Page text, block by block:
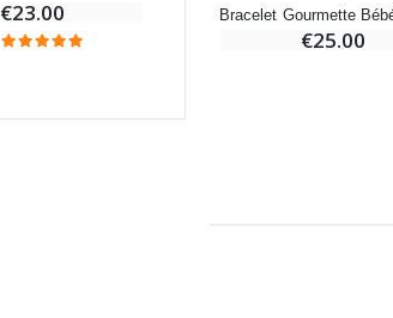
€23.00 €4.90
€25.00